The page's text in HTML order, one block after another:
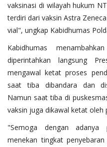
vaksinasi di wilayah hukum
terdiri dari vaksin Astra
vial", ungkap Kabidhumas
Kabidhumas
diperintahkan langsung
mengawal ketat proses
saat tiba dibandara dan
Namun saat tiba di
vaksin juga dikawal ketat oleh
"Semoga dengan adanya
menekan tingkat